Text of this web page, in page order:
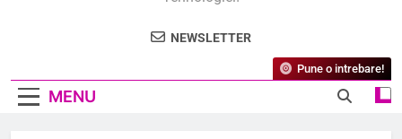
NEWSLETTER
MENU
Pune o intrebare!